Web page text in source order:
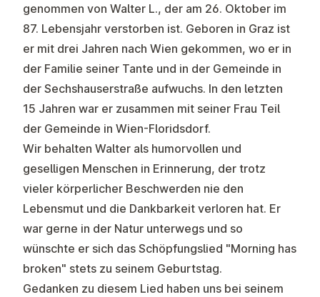
genommen von Walter L., der am 26. Oktober im
87. Lebensjahr verstorben ist. Geboren in Graz ist
er mit drei Jahren nach Wien gekommen, wo er in
der Familie seiner Tante und in der Gemeinde in
der Sechshauserstraße aufwuchs. In den letzten
15 Jahren war er zusammen mit seiner Frau Teil
der Gemeinde in Wien-Floridsdorf.
Wir behalten Walter als humorvollen und
geselligen Menschen in Erinnerung, der trotz
vieler körperlicher Beschwerden nie den
Lebensmut und die Dankbarkeit verloren hat. Er
war gerne in der Natur unterwegs und so
wünschte er sich das Schöpfungslied "Morning has
broken" stets zu seinem Geburtstag.
Gedanken zu diesem Lied haben uns bei seinem